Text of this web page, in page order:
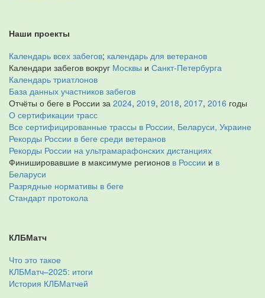
Наши проекты
Календарь всех забегов; календарь для ветеранов
Календари забегов вокруг Москвы и Санкт-Петербурга
Календарь триатлонов
База данных участников забегов
Отчёты о беге в России за 2024, 2019, 2018, 2017, 2016 годы
О сертификации трасс
Все сертифицированные трассы в России, Беларуси, Украине
Рекорды России в беге среди ветеранов
Рекорды России на ультрамарафонских дистанциях
Финишировавшие в максимуме регионов в России и в
Беларуси
Разрядные нормативы в беге
Стандарт протокола
КЛБМатч
Что это такое
КЛБМатч–2025: итоги
История КЛБМатчей